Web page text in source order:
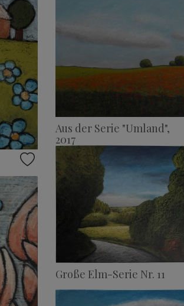
Aus der Serie "Umland",
2017
Große Elm-Serie Nr. 11